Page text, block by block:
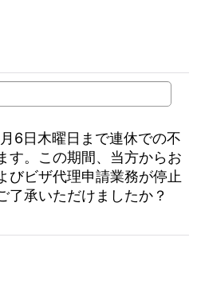
6日木曜日まで連休での不
す。この期間、当方からお
びビザ代理申請業務が停止
了承いただけましたか？